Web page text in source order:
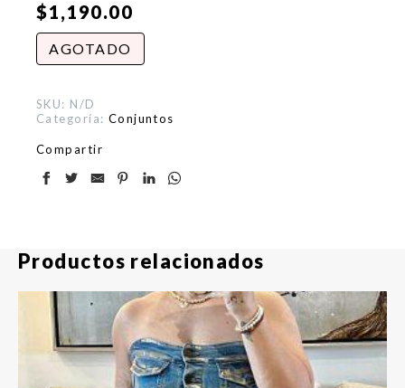
$1,190.00
AGOTADO
SKU: N/D
Categoría: Conjuntos
Compartir
Productos relacionados